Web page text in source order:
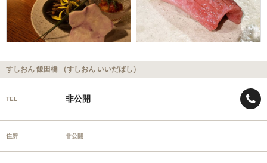
すしおん 飯田橋 （すしおん いいだばし）
TEL 非公開
住所 非公開